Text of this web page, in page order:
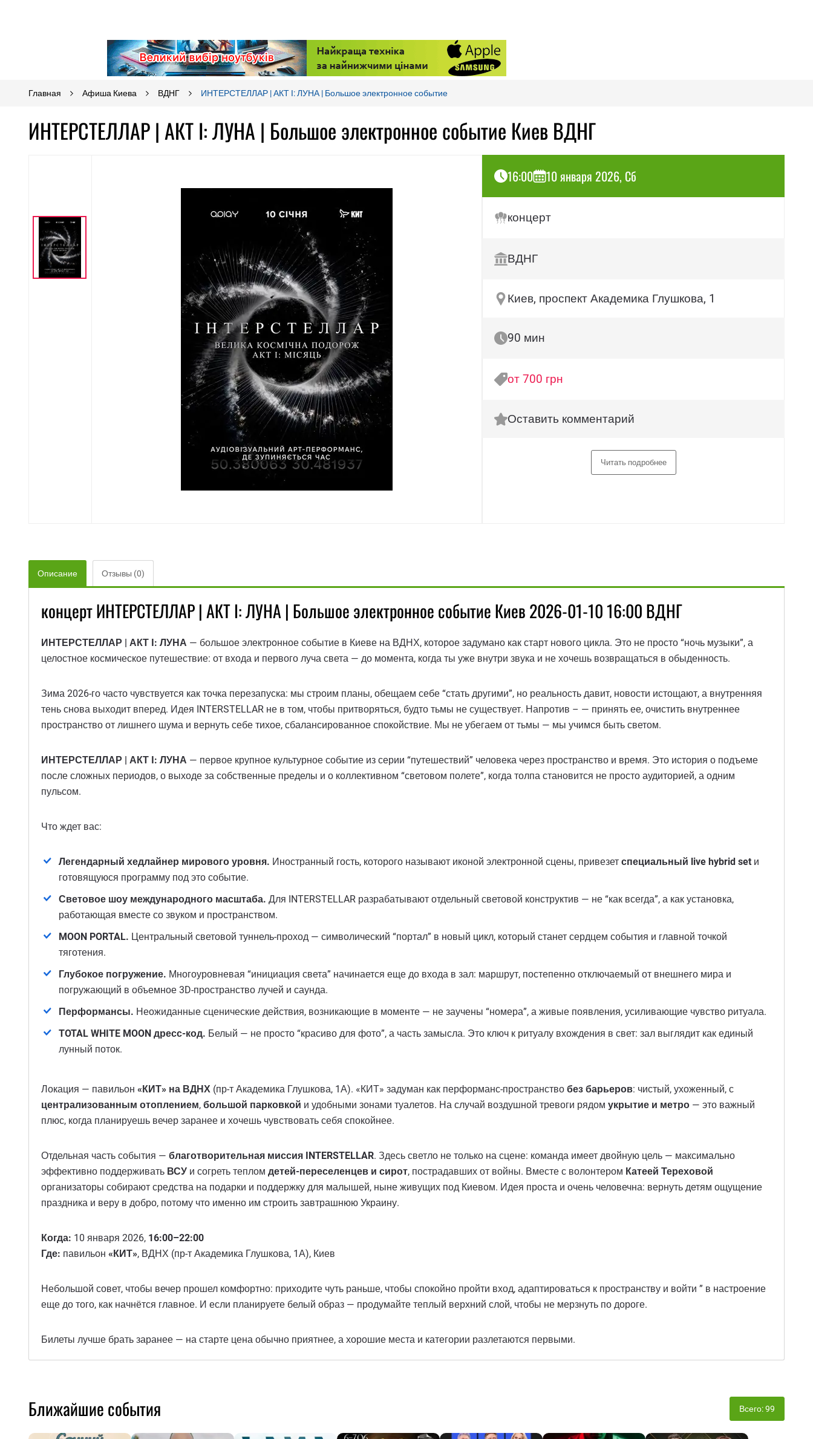
Главная Афиша Киева ВДНГ ИНТЕРСТЕЛЛАР | АКТ I: ЛУНА | Большое электронное событие
ИНТЕРСТЕЛЛАР | АКТ I: ЛУНА | Большое электронное событие Киев ВДНГ
16:00 10 января 2026, Сб
концерт
ВДНГ
Киев, проспект Академика Глушкова, 1
90 мин
от 700 грн
Оставить комментарий
Читать подробнее
Описание Отзывы (0)
концерт ИНТЕРСТЕЛЛАР | АКТ I: ЛУНА | Большое электронное событие Киев 2026-01-10 16:00 ВДНГ
ИНТЕРСТЕЛЛАР | АКТ I: ЛУНА — большое электронное событие в Киеве на ВДНХ, которое задумано как старт нового цикла. Это не просто “ночь музыки”, а
целостное космическое путешествие: от входа и первого луча света — до момента, когда ты уже внутри звука и не хочешь возвращаться в обыденность.
Зима 2026-го часто чувствуется как точка перезапуска: мы строим планы, обещаем себе “стать другими”, но реальность давит, новости истощают, а внутренняя
тень снова выходит вперед. Идея INTERSTELLAR не в том, чтобы притворяться, будто тьмы не существует. Напротив – — принять ее, очистить внутреннее
пространство от лишнего шума и вернуть себе тихое, сбалансированное спокойствие. Мы не убегаем от тьмы — мы учимся быть светом.
ИНТЕРСТЕЛЛАР | АКТ I: ЛУНА — первое крупное культурное событие из серии “путешествий” человека через пространство и время. Это история о подъеме
после сложных периодов, о выходе за собственные пределы и о коллективном “световом полете”, когда толпа становится не просто аудиторией, а одним
пульсом.
Что ждет вас:
Легендарный хедлайнер мирового уровня. Иностранный гость, которого называют иконой электронной сцены, привезет специальный live hybrid set и
готовящуюся программу под это событие.
Световое шоу международного масштаба. Для INTERSTELLAR разрабатывают отдельный световой конструктив — не “как всегда”, а как установка,
работающая вместе со звуком и пространством.
MOON PORTAL. Центральный световой туннель-проход — символический “портал” в новый цикл, который станет сердцем события и главной точкой
тяготения.
Глубокое погружение. Многоуровневая “инициация света” начинается еще до входа в зал: маршрут, постепенно отключаемый от внешнего мира и
погружающий в объемное 3D-пространство лучей и саунда.
Перформансы. Неожиданные сценические действия, возникающие в моменте — не заучены “номера”, а живые появления, усиливающие чувство ритуала.
TOTAL WHITE MOON дресс-код. Белый — не просто “красиво для фото”, а часть замысла. Это ключ к ритуалу вхождения в свет: зал выглядит как единый
лунный поток.
Локация — павильон «КИТ» на ВДНХ (пр-т Академика Глушкова, 1А). «КИТ» задуман как перформанс-пространство без барьеров: чистый, ухоженный, с
централизованным отоплением, большой парковкой и удобными зонами туалетов. На случай воздушной тревоги рядом укрытие и метро — это важный
плюс, когда планируешь вечер заранее и хочешь чувствовать себя спокойнее.
Отдельная часть события — благотворительная миссия INTERSTELLAR. Здесь светло не только на сцене: команда имеет двойную цель — максимально
эффективно поддерживать ВСУ и согреть теплом детей-переселенцев и сирот, пострадавших от войны. Вместе с волонтером Катеей Тереховой
организаторы собирают средства на подарки и поддержку для малышей, ныне живущих под Киевом. Идея проста и очень человечна: вернуть детям ощущение
праздника и веру в добро, потому что именно им строить завтрашнюю Украину.
Когда: 10 января 2026, 16:00–22:00
Где: павильон «КИТ», ВДНХ (пр-т Академика Глушкова, 1А), Киев
Небольшой совет, чтобы вечер прошел комфортно: приходите чуть раньше, чтобы спокойно пройти вход, адаптироваться к пространству и войти ” в настроение
еще до того, как начнётся главное. И если планируете белый образ — продумайте теплый верхний слой, чтобы не мерзнуть по дороге.
Билеты лучше брать заранее — на старте цена обычно приятнее, а хорошие места и категории разлетаются первыми.
Ближайшие события Всего: 99